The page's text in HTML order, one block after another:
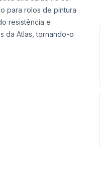
para rolos de pintura
resistência e
da Atlas, tornando-o